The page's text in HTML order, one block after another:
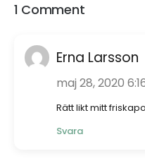
1 Comment
Erna Larsson
maj 28, 2020
Rätt likt mitt
Svara